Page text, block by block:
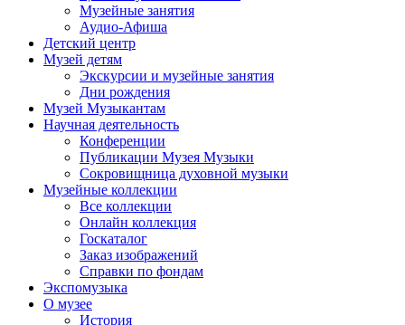
Музейные занятия
Аудио-Афиша
Детский центр
Музей детям
Экскурсии и музейные занятия
Дни рождения
Музей Музыкантам
Научная деятельность
Конференции
Публикации Музея Музыки
Сокровищница духовной музыки
Музейные коллекции
Все коллекции
Онлайн коллекция
Госкаталог
Заказ изображений
Справки по фондам
Экспомузыка
О музее
История